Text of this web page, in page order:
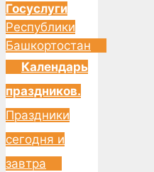
Госуслуги
Республики
Башкортостан
Календарь
праздников.
Праздники
сегодня и
завтра